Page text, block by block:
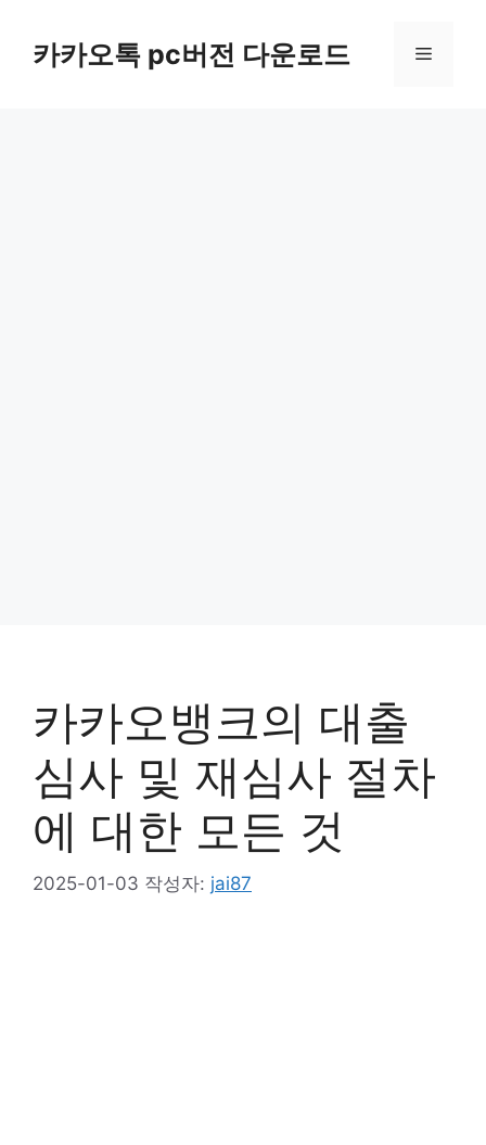
카카오톡 pc버전 다운로드 메
카카오뱅크의 대출
심사 및 재심사 절차
에 대한 모든 것
2025-01-03 작성자: jai87